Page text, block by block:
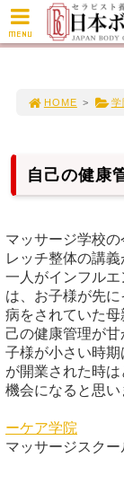
HOME > 学
自己の健康
マッサージ学校
レッチ整体の講
一人がインフル
は、お子様が先
病をされていた
己の健康管理が
子様が小さい時
が開業された時
機会になると思い
ーケア学院
マッサージスクー
MENU